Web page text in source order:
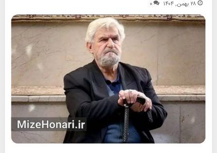
۲۸ بهمن, ۱۴۰۴ ۰